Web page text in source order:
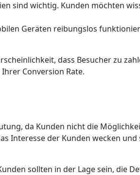
sind wichtig. Kunden möchten
Geräten reibungslos
dass Besucher zu
Conversion Rate.
da Kunden nicht die
Interesse der Kunden wecken
sollten in der Lage sein, die